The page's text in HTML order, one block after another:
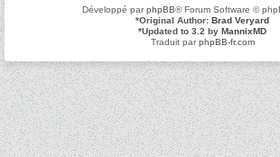
Développé parphpBB® Forum Software ©
*Original Author: Brad Veryard
*Updated to 3.2 by MannixMD
Traduit parphpBB-fr.com